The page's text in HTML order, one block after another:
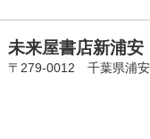
未来屋書店新浦安
〒279-0012 千葉県浦安